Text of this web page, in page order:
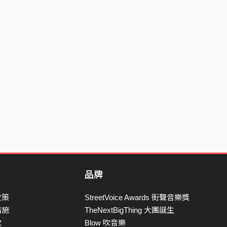
策
施
品牌
StreetVoice Awards 街聲音樂獎
TheNextBigThing 大團誕生
Blow 吹音樂